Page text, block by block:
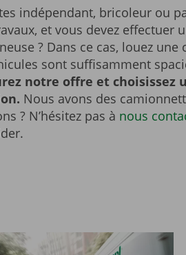
indépendant, bricoleur ou
et vous devez effectuer
? Dans ce cas, louez une
sont suffisamment
notre offre et choisissez
Nous avons des
? N’hésitez pas à nous